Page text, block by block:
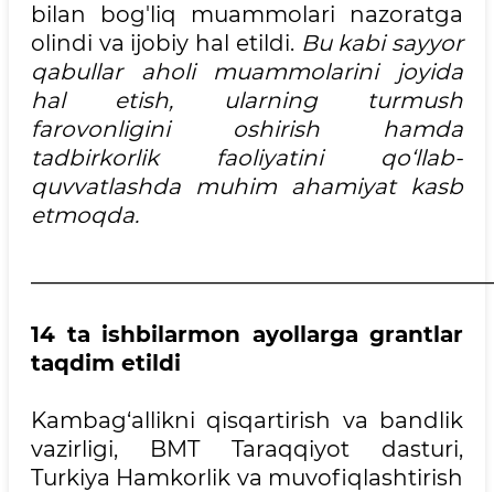
bilan bog'liq muammolari nazoratga
olindi va ijobiy hal etildi. Bu kabi sayyor
qabullar aholi muammolarini joyida
hal etish, ularning turmush
farovonligini oshirish hamda
tadbirkorlik faoliyatini qo‘llab-
quvvatlashda muhim ahamiyat kasb
etmoqda.
14 ta ishbilarmon ayollarga grantlar
taqdim etildi
Kambag‘allikni qisqartirish va bandlik
vazirligi, BMT Taraqqiyot dasturi,
Turkiya Hamkorlik va muvofiqlashtirish